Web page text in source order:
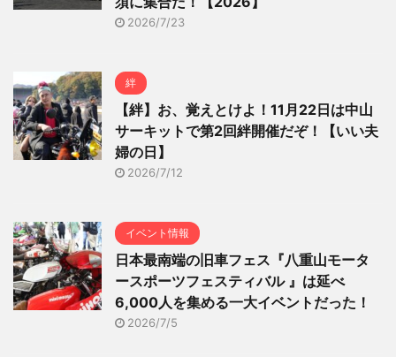
2026/7/23
絆
【絆】お、覚えとけよ！11月22日は中山
サーキットで第2回絆開催だぞ！【いい夫
婦の日】
2026/7/12
イベント情報
日本最南端の旧車フェス『八重山モータ
ースポーツフェスティバル 』は延べ
6,000人を集める一大イベントだった！
2026/7/5